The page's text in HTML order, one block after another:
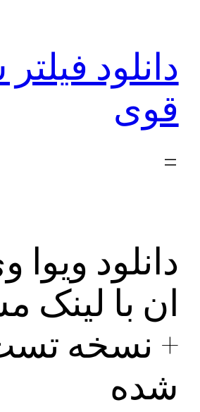
دانلود
قوی
دانلود
ان با لینک
+ نسخه
شده